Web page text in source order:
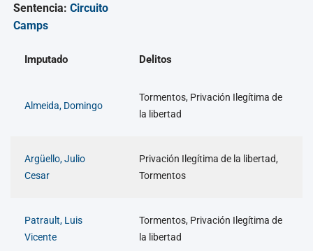
Sentencia: Circuito
Camps
Imputado Delitos
Almeida, Domingo
Tormentos, Privación Ilegítima de
la libertad
Argüello, Julio
Cesar
Privación Ilegítima de la libertad,
Tormentos
Patrault, Luis
Vicente
Tormentos, Privación Ilegítima de
la libertad